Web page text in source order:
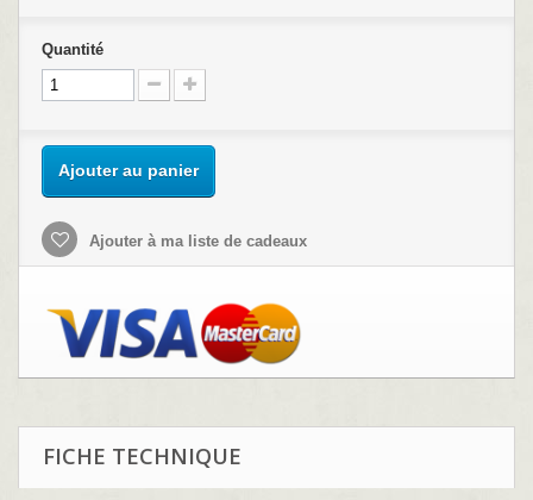
Quantité
Ajouter au panier
Ajouter à ma liste de cadeaux
FICHE TECHNIQUE